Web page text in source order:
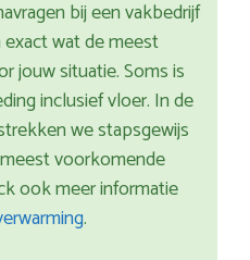
bij een vakbedrijf
wat de meest
jouw situatie. Soms is
inclusief vloer. In de
we stapsgewijs
voorkomende
ook meer informatie
.